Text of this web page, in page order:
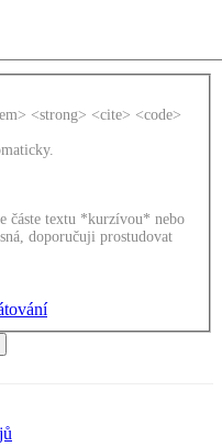
<strong> <cite> <code>
částe textu *kurzívou* nebo
doporučuji prostudovat